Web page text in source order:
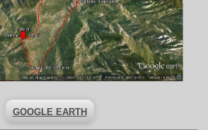
GOOGLE EARTH